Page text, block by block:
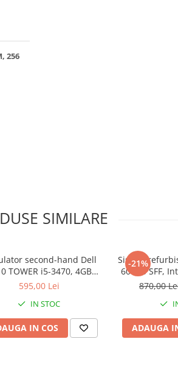
256
SIMILARE
second-hand Dell
TOWER i5-3470, 4GB
DDR3, 500GB HDD
595,00 Lei
IN STOC
IN COS
-21%
Sistem
600G3 SFF,
8GB
870,00
ADAUGA